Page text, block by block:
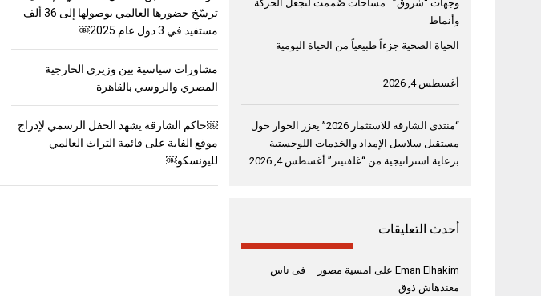
ترسّخ حضورها العالمي بوصولها إلى 36 ألف
مستفيد في 3 دول عام 2025￼
مشاورات سياسية بين وزيرى الخارجية
المصري والروسي بالقاهرة
￼حاكم الشارقة يشهد الحفل الرسمي لإدراج
موقع الفاية على قائمة التراث العالمي
لليونسكو￼
وجهات “شروق”.. مساحات صُممت لتجعل الحركة
وأنماط
الحياة الصحية جزءاً طبيعياً من الحياة اليومية
أغسطس 4, 2026
“منتدى الشارقة للاستثمار 2026” يعزز الحوار حول
مستقبل سلاسل الإمداد والخدمات اللوجستية
برعاية استراتيجية من “غلفتينر” أغسطس 4, 2026
أحدث التعليقات
Eman Elhakim على امسية مصور – فى ناس
معندهاش ذوق